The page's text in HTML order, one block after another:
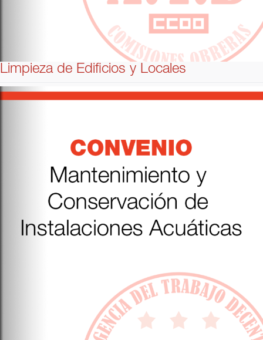
Limpieza de Edificios y Locales